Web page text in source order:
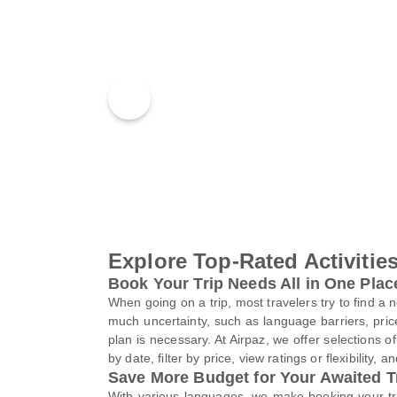
Explore Top-Rated
Book Your Trip Needs All in One
When going on a trip, most travelers try to find a
much uncertainty, such as language barriers,
plan is necessary. At Airpaz, we offer selections
by date, filter by price, view ratings or flexibility,
Save More Budget for Your Awaited